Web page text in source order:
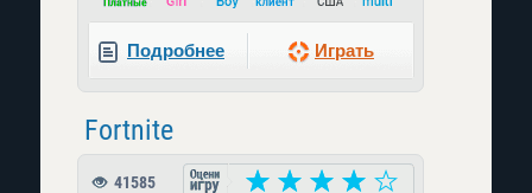
Подробнее Играть
Fortnite
41585